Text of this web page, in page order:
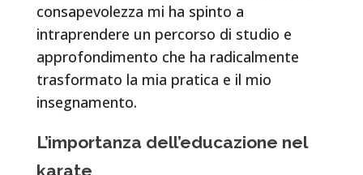
consapevolezza mi ha spinto a
intraprendere un percorso di studio e
approfondimento che ha radicalmente
trasformato la mia pratica e il mio
insegnamento.
L’importanza dell’educazione nel
karate